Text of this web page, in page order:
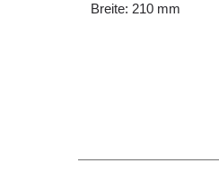
Breite: 210 mm